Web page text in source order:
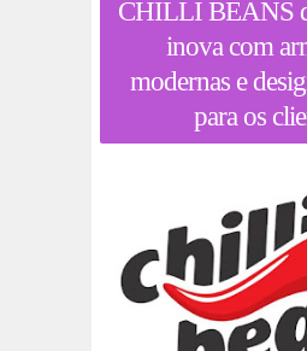
CHILLI BEANS
inova com
modernas e
para os